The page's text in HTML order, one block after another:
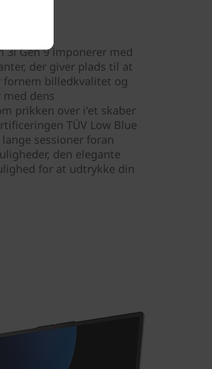
3i Gen 9 imponerer med
der giver plads til at
billedkvalitet og
dens
prikken over i'et skaber
TÜV Low Blue
sessioner foran
den elegante
for at udtrykke din